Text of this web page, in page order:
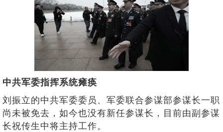
中共军委指挥系统瘫痪
刘振立的中共军委委员、军委联合参谋部参谋长一职
尚未被免去，如今也没有新任参谋长，目前由副参谋
长祝传生中将主持工作。